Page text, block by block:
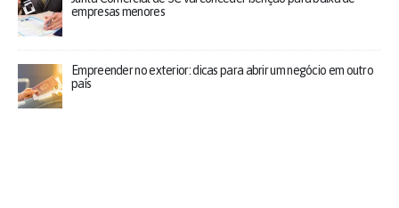
empresas menores
Empreender no exterior: dicas para abrir um negócio em outro
país